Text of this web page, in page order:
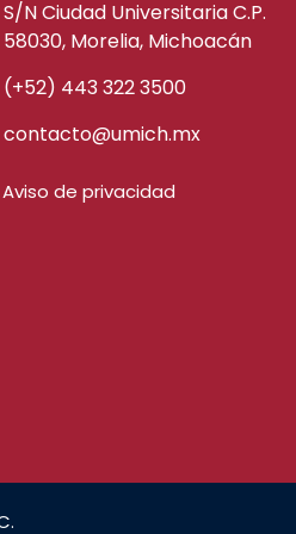
S/N Ciudad Universitaria C.P.
58030, Morelia, Michoacán
(+52) 443 322 3500
contacto@umich.mx
Aviso de privacidad